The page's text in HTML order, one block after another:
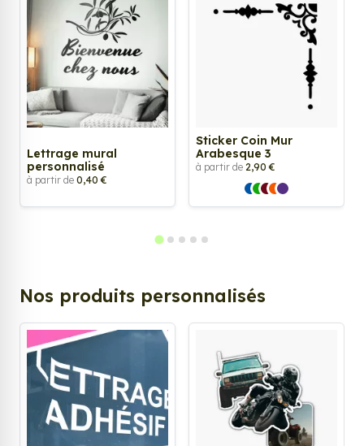
Lettrage mural
personnalisé
à partir de 0,40 €
Sticker Coin Mur
Arabesque 3
à partir de 2,90 €
Nos produits personnalisés